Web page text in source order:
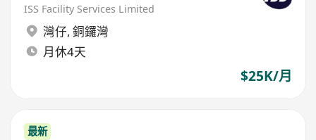
ISS Facility Services Limited
灣仔, 銅鑼灣
月休4天
$25K/月
最新